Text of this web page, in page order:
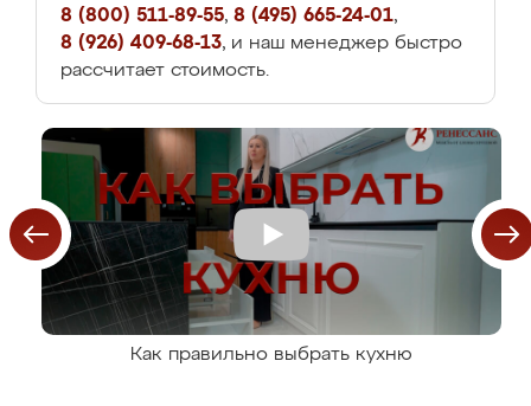
8 (800) 511-89-55, 8 (495) 665-24-01,
8 (926) 409-68-13, и наш менеджер быстро
рассчитает стоимость.
Как правильно выбрать кухню